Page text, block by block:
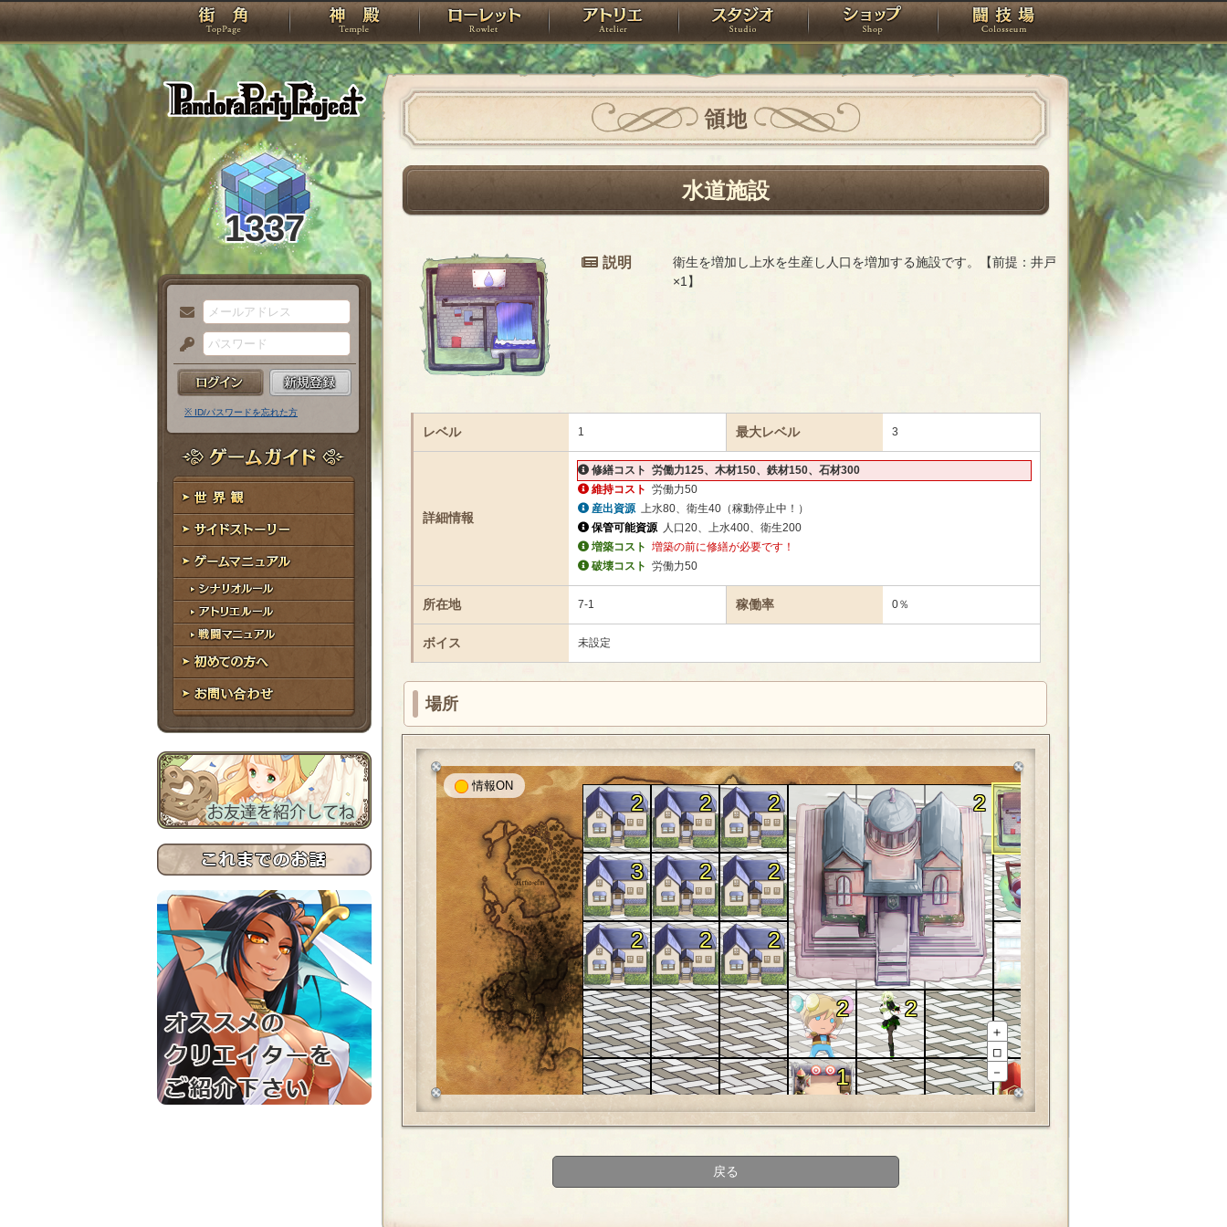
PandoraPartyProject
TOP 神殿 ローレット アトリエ スタジオ ショップ 闘技場
1337
メ
ー
ル
ア
ド
レ
ス
パ
ス
ー
ド
※ ID/パスワードを忘れた方
ゲームガイド
世界観
サイドストーリー
ゲームマニュアル
シナリオルール
アトリエルール
戦闘マニュアル
初めての方へ
お問い合わせ
領地
水道施設
説明
衛生を増加し上水を生産し人口を増加する施設です。【前提：井戸
×1】
レベル 1 最大レベル 3
詳細情報
修繕コスト 労働力125、木材150、鉄材150、石材300
維持コスト 労働力50
産出資源 上水80、衛生40（稼動停止中！）
保管可能資源
人口20、上水400、衛生200
増築コスト 増築の前に修繕が必要です！
破壊コスト 労働力50
所在地 7-1 稼働率 0％
ボイス 未設定
場所
2
2 2
2
2
3 2
2
2
2 2 2
1
情報
＋
□
－
戻る